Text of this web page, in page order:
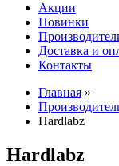
Акции
Новинки
Доставка и
Контакты
Главная »
Hardlabz
Hardlabz